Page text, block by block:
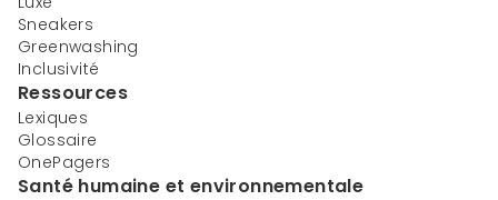
Sneakers
Greenwashing
Inclusivité
Ressources
Lexiques
Glossaire
OnePagers
Santé humaine et environnementale